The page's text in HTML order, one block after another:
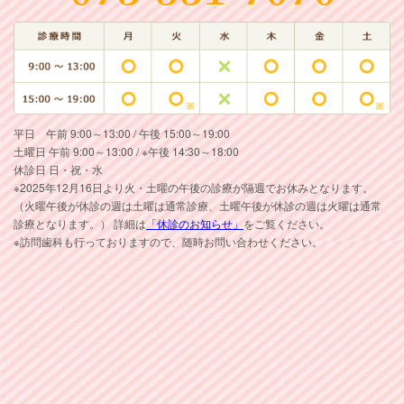
平日 午前 9:00～13:00 / 午後 15:00～19:00
土曜日 午前 9:00～13:00 / ※午後 14:30～18:00
休診日 日・祝・水
※2025年12月16日より火・土曜の午後の診療が隔週でお休みとなります。
（火曜午後が休診の週は土曜は通常診療、土曜午後が休診の週は火曜は通常
診療となります。） 詳細は 「休診のお知らせ」をご覧ください。
※訪問歯科も行っておりますので、随時お問い合わせください。